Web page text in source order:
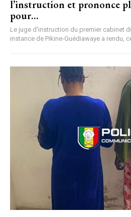
l’instruction et prononce
pour…
Le juge d’instruction du premier cabinet
instance de Pikine-Guédiawaye a rendu, ce